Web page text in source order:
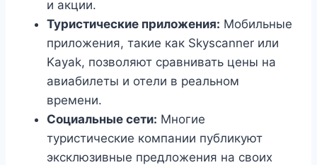
и акции.
Туристические приложения: Мобильные
приложения, такие как Skyscanner или
Kayak, позволяют сравнивать цены на
авиабилеты и отели в реальном
времени.
Социальные сети: Многие
туристические компании публикуют
эксклюзивные предложения на своих